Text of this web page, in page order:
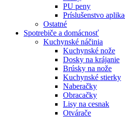
PU peny
Príslušenstvo
Ostatné
Spotrebiče a domácnosť
Kuchynské náčinia
Kuchynské nože
Dosky na krájanie
Brúsky na nože
Kuchynské stierky
Naberačky
Obracačky
Lisy na cesnak
Otvárače